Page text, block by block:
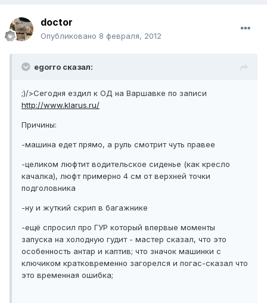
doctor
Опубликовано 8 февраля, 2012
egorro сказал:
;)/>Сегодня ездил к ОД на Варшавке по записи
http://www.klarus.ru/
Причины:
-машина едет прямо, а руль смотрит чуть правее
-целиком люфтит водительское сиденье (как кресло
качалка), люфт примерно 4 см от верхней точки
подголовника
-ну и жуткий скрип в багажнике
-ещё спросил про ГУР который впервые моменты
запуска на холодную гудит - мастер сказал, что это
особенность антар и каптив; что значок машинки с
ключиком кратковременно загорелся и погас-сказал что
это временная ошибка;